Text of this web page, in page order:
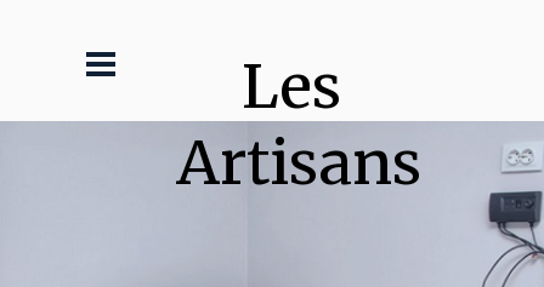
Les
Artisans